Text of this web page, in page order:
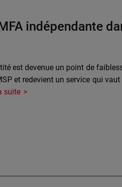
indépendante
est devenue un point de
et redevient un service qui vaut
suite